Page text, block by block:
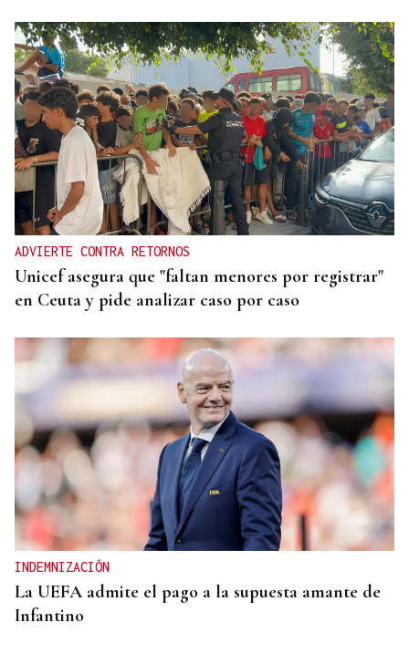
ADVIERTE CONTRA RETORNOS
Unicef asegura que "faltan menores por registrar"
en Ceuta y pide analizar caso por caso
INDEMNIZACIÓN
La UEFA admite el pago a la supuesta amante de
Infantino